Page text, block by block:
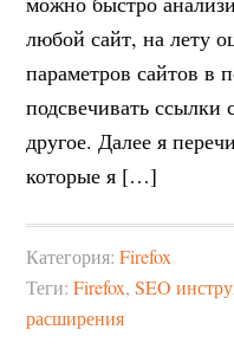
любой сайт, на лету
параметров сайтов в
подсвечивать
другое. Далее я
которые я […]
Категория:Firefox
Теги:Firefox,SEO
расширения